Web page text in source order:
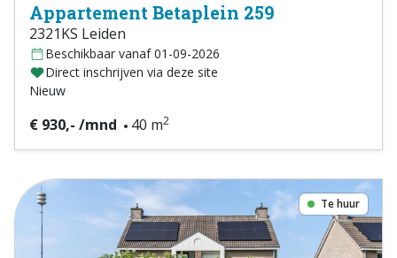
Appartement Betaplein 259
2321KS Leiden
Beschikbaar vanaf 01-09-2026
Direct inschrijven via deze site
Nieuw
€ 930,- /mnd 40 m2
Te huur